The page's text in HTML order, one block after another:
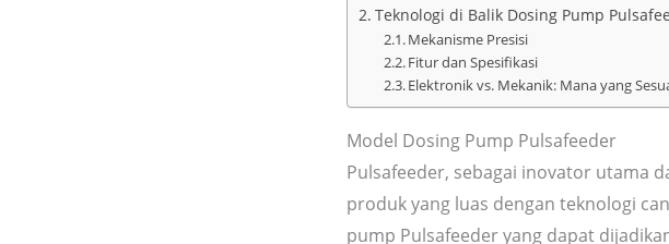
Teknologi di Balik Dosing Pump
Mekanisme Presisi
Fitur dan Spesifikasi
Elektronik vs. Mekanik: Mana yang
Model Dosing Pump Pulsafeeder
Pulsafeeder, sebagai inovator utama
produk yang luas dengan teknologi
pump Pulsafeeder yang dapat